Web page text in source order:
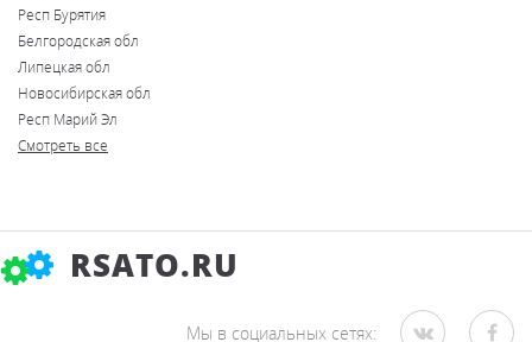
Респ Бурятия
Белгородская обл
Липецкая обл
Новосибирская обл
Респ Марий Эл
Смотреть все
RSATO.RU
Мы в социальных сетях: